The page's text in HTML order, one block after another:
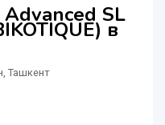
SL
в
Ташкент